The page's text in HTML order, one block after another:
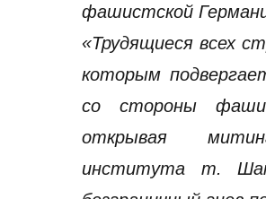
фашистской
«Трудящиеся всех
которым
со стороны
открывая
института т.